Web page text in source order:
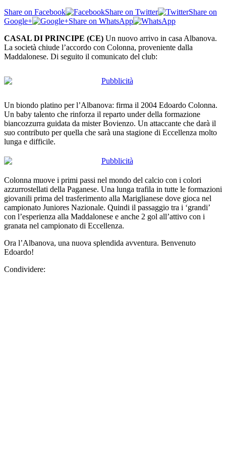
Share on Facebook
Share on Twitter
Share on
Google+
Share on WhatsApp
CASAL DI PRINCIPE (CE) Un nuovo arrivo in casa Albanova.
La società chiude l’accordo con Colonna, proveniente dalla
Maddalonese. Di seguito il comunicato del club:
Un biondo platino per l’Albanova: firma il 2004 Edoardo Colonna.
Un baby talento che rinforza il reparto under della formazione
biancozzurra guidata da mister Bovienzo. Un attaccante che darà il
suo contributo per quella che sarà una stagione di Eccellenza molto
lunga e difficile.
Colonna muove i primi passi nel mondo del calcio con i colori
azzurrostellati della Paganese. Una lunga trafila in tutte le formazioni
giovanili prima del trasferimento alla Mariglianese dove gioca nel
campionato Juniores Nazionale. Quindi il passaggio tra i ‘grandi’
con l’esperienza alla Maddalonese e anche 2 gol all’attivo con i
granata nel campionato di Eccellenza.
Ora l’Albanova, una nuova splendida avventura. Benvenuto
Edoardo!
Condividere: